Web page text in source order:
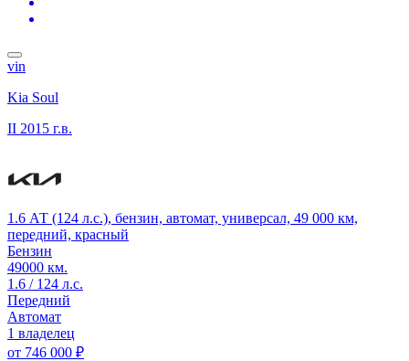
vin
Kia Soul
II 2015 г.в.
1.6 АТ (124 л.с.), бензин, автомат, универсал, 49 000 км,
передний, красный
Бензин
49000 км.
1.6 / 124 л.с.
Передний
Автомат
1 владелец
от 746 000 ₽